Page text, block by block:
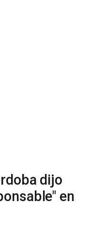
dijo
en